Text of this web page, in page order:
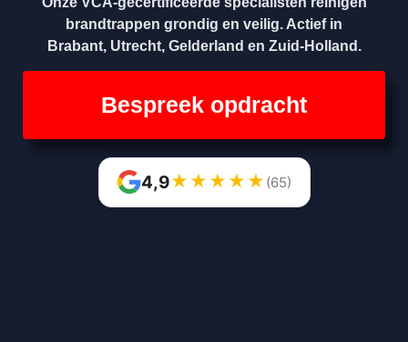
brandtrappen grondig en veilig. Actief in
Brabant, Utrecht, Gelderland en Zuid-Holland.
Bespreek opdracht
4,9★ ★ ★ ★ ★ (65)